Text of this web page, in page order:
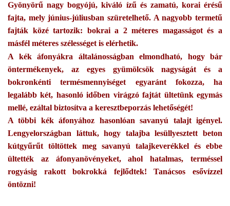
Gyönyörű nagy bogyójú, kiváló ízű és zamatú, korai érésű
fajta, mely június-júliusban szüretelhető. A nagyobb termetű
fajták közé tartozik: bokrai a 2 méteres magasságot és a
másfél méteres szélességet is elérhetik.
A kék áfonyákra általánosságban elmondható, hogy bár
öntermékenyek, az egyes gyümölcsök nagyságát és a
bokronkénti termésmennyiséget egyaránt fokozza, ha
legalább két, hasonló időben virágzó fajtát ültetünk egymás
mellé, ezáltal biztosítva a keresztbeporzás lehetőségét!
A többi kék áfonyához hasonlóan savanyú talajt igényel.
Lengyelországban láttuk, hogy talajba lesüllyesztett beton
kútgyűrűt töltöttek meg savanyú talajkeverékkel és ebbe
ültették az áfonyanövényeket, ahol hatalmas, terméssel
rogyásig rakott bokrokká fejlődtek! Tanácsos esővízzel
öntözni!